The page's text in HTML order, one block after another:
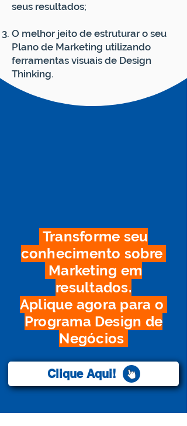
seus resultados;
O melhor jeito de estruturar o seu
Plano de Marketing utilizando
ferramentas visuais de Design
Thinking.
Transforme seu
conhecimento sobre
Marketing em
resultados.
Aplique agora para o
Programa Design de
Negócios
Clique Aqui!